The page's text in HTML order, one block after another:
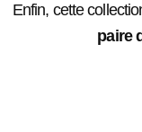
Enfin, cette
paire